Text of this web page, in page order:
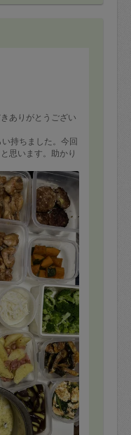
ありがとうござい
持ちました。今回
思います。助かり